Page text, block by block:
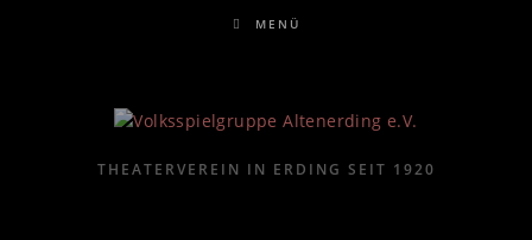
MENÜ
THEATERVEREIN IN ERDING SEIT 1920